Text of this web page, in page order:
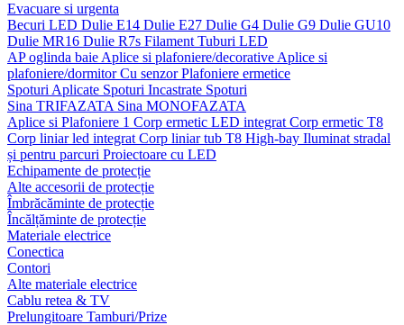
Evacuare si urgenta
Becuri LED Dulie E14 Dulie E27 Dulie G4 Dulie G9 Dulie GU10
Dulie MR16 Dulie R7s Filament Tuburi LED
AP oglinda baie Aplice si plafoniere/decorative Aplice si
plafoniere/dormitorCu senzorPlafoniere ermetice
Spoturi Aplicate Spoturi Incastrate Spoturi
Sina TRIFAZATA Sina MONOFAZATA
Aplice si Plafoniere 1 Corp ermetic LED integrat Corp ermetic T8
Corp liniar led integrat Corp liniar tub T8 High-bay Iluminat stradal
și pentru parcuri Proiectoare cu LED
Echipamente de protecție
Alte accesorii de protecție
Îmbrăcăminte de protecție
Încălțăminte de protecție
Materiale electrice
Conectica
Contori
Alte materiale electrice
Cablu retea & TV
Prelungitoare Tamburi/Prize